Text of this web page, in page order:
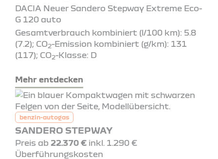
DACIA Neuer Sandero Stepway Extreme Eco-
G 120 auto
Gesamtverbrauch kombiniert (l/100 km): 5.8
(7.2); CO2-Emission kombiniert (g/km): 131
(117); CO2-Klasse: D
Mehr entdecken
benzin-autogas
SANDERO STEPWAY
Preis ab 22.370 € inkl. 1.290 €
Überführungskosten